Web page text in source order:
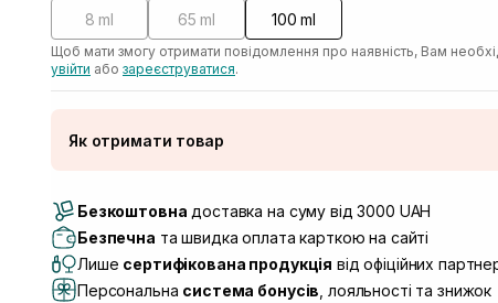
8 ml 65 ml 100 ml
Щоб мати змогу отримати повідомлення про наявність, Вам
увійти або зареєструватися.
Як отримати товар
Самовивіз м. Луцьк, вул. Винниченка 4
Самовивіз м. Львів, вул. Академіка Підстригача, 1В
(Duck’s Lake)
Самовивіз м. Львів, вул. Івана Франка 36
Безкоштовна доставка на суму від 3000 UAH
Безпечна та швидка оплата карткою на сайті
Лише сертифікована продукція від офіційних
Персональна система бонусів , лояльності та знижок